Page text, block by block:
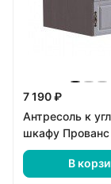
7 190 ₽
Антресоль к
шкафу Прованс
В